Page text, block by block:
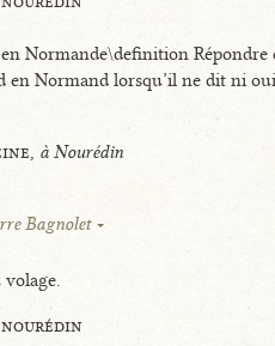
Normande\definition Répondre
en Normand lorsqu’il ne dit ni
à Nourédin
Bagnolet
nourédin